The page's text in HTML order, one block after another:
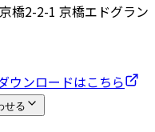
橋2-2-1 京橋エドグラン
ウンロードはこちら
せる